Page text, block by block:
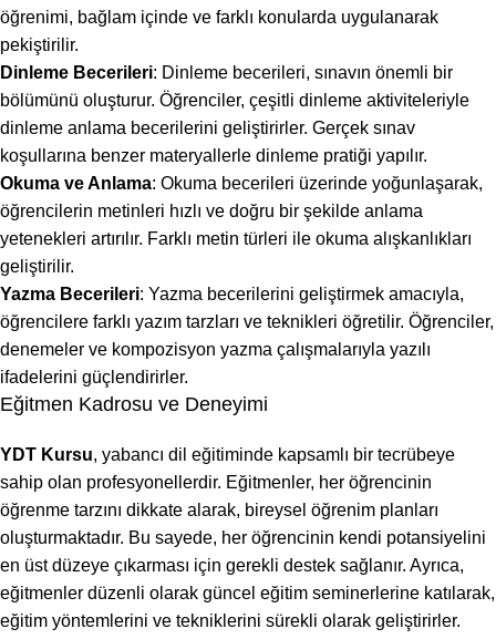
öğrenimi, bağlam içinde ve farklı konularda uygulanarak
pekiştirilir.
Dinleme Becerileri: Dinleme becerileri, sınavın önemli bir
bölümünü oluşturur. Öğrenciler, çeşitli dinleme aktiviteleriyle
dinleme anlama becerilerini geliştirirler. Gerçek sınav
koşullarına benzer materyallerle dinleme pratiği yapılır.
Okuma ve Anlama: Okuma becerileri üzerinde yoğunlaşarak,
öğrencilerin metinleri hızlı ve doğru bir şekilde anlama
yetenekleri artırılır. Farklı metin türleri ile okuma alışkanlıkları
geliştirilir.
Yazma Becerileri: Yazma becerilerini geliştirmek amacıyla,
öğrencilere farklı yazım tarzları ve teknikleri öğretilir. Öğrenciler,
denemeler ve kompozisyon yazma çalışmalarıyla yazılı
ifadelerini güçlendirirler.
Eğitmen Kadrosu ve Deneyimi
YDT Kursu, yabancı dil eğitiminde kapsamlı bir tecrübeye
sahip olan profesyonellerdir. Eğitmenler, her öğrencinin
öğrenme tarzını dikkate alarak, bireysel öğrenim planları
oluşturmaktadır. Bu sayede, her öğrencinin kendi potansiyelini
en üst düzeye çıkarması için gerekli destek sağlanır. Ayrıca,
eğitmenler düzenli olarak güncel eğitim seminerlerine katılarak,
eğitim yöntemlerini ve tekniklerini sürekli olarak geliştirirler.